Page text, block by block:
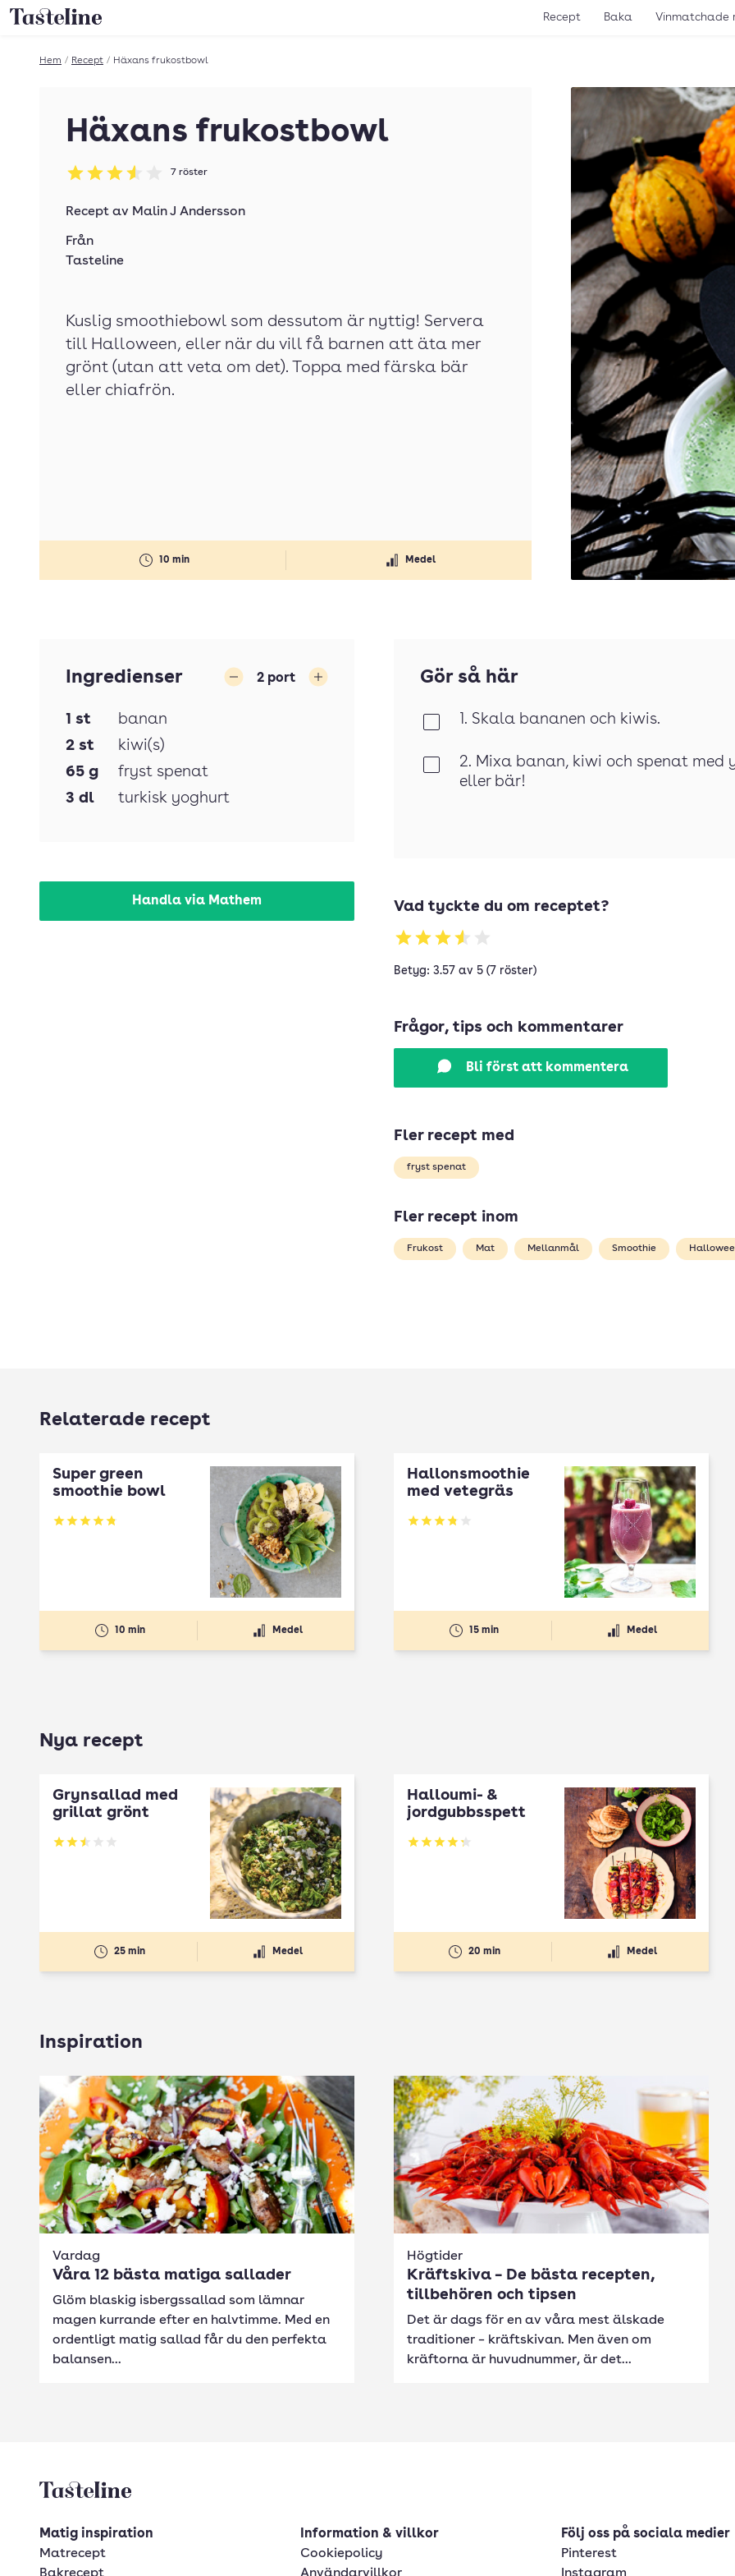
Till Tastelines startsida Recept Baka Vinmatchade
Hem / Recept / Häxans frukostbowl
Häxans frukostbowl
Betyg: 3.57 av 5
7 röster
10 min Medel
Recept av Malin J Andersson
Från
Tasteline
Kuslig smoothiebowl som dessutom är nyttig! Servera
till Halloween, eller när du vill få barnen att äta mer
grönt (utan att veta om det). Toppa med färska bär
eller chiafrön.
Ingredienser 2 port
1 st
banan
2 st
kiwi(s)
65 g
fryst spenat
3 dl turkisk yoghurt
Handla via Mathem
Gör så här
1. Skala bananen och kiwis.
2. Mixa banan, kiwi och spenat med
eller bär!
Vad tyckte du om receptet?
Betyg: 3.57 av 5 (7 röster)
Frågor, tips och kommentarer
Bli först att kommentera
Fler recept med
fryst spenat
Fler recept inom
Frukost Mat Mellanmål Smoothie
Relaterade recept
Super green
smoothie bowl
Betyg: 4.8 av 5
10 min Medel
Hallonsmoothie
med vetegräs
Betyg: 3.79 av 5
15 min Medel
Nya recept
Grynsallad med
grillat grönt
Betyg: 2.5 av 5
25 min Medel
Halloumi- &
jordgubbsspett
Betyg: 4.3 av 5
20 min Medel
Inspiration
Vardag
Våra 12 bästa matiga sallader
Glöm blaskig isbergssallad som lämnar
magen kurrande efter en halvtimme. Med en
ordentligt matig sallad får du den perfekta
balansen...
Högtider
Kräftskiva – De bästa recepten,
tillbehören och tipsen
Det är dags för en av våra mest älskade
traditioner – kräftskivan. Men även om
kräftorna är huvudnummer, är det...
Tasteline startsida
Matig inspiration
Matrecept
Information & villkor
Cookiepolicy
Följ oss på sociala medier
Pinterest